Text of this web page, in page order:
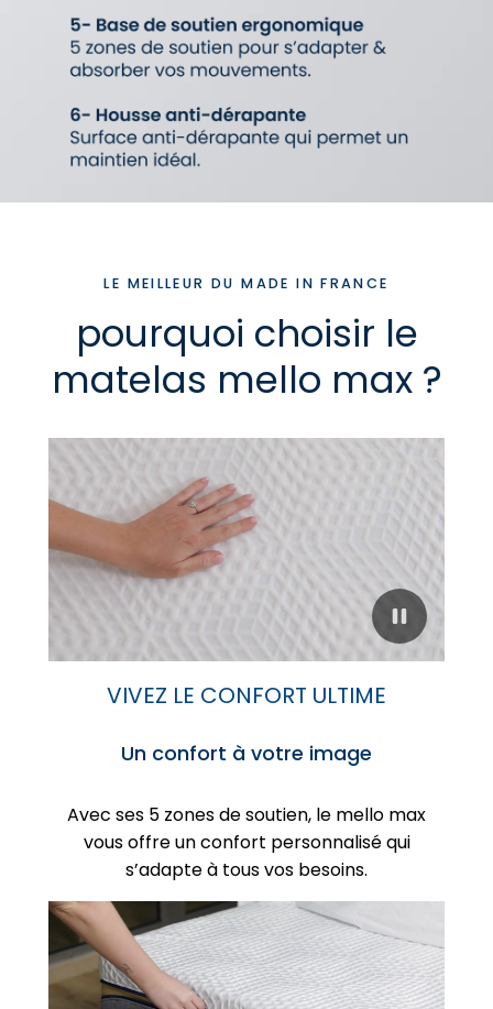
pourquoi choisir le
matelas mello max ?
LE MEILLEUR DU MADE IN FRANCE
VIVEZ LE CONFORT ULTIME
Un confort à votre image
Avec ses 5 zones de soutien, le mello max
vous offre un confort personnalisé qui
s’adapte à tous vos besoins.